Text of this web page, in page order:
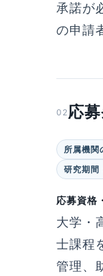
承諾が
の申請
02 応
所属機関
研究期間
応募資格
大学・
士課程
管理、